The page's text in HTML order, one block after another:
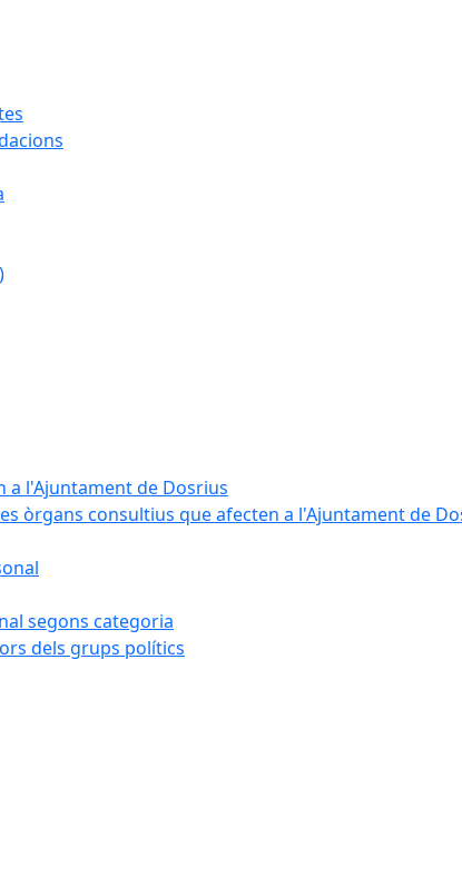
a l'Ajuntament de Dosrius
òrgans consultius que afecten a l'Ajuntament de
segons categoria
dels grups polítics